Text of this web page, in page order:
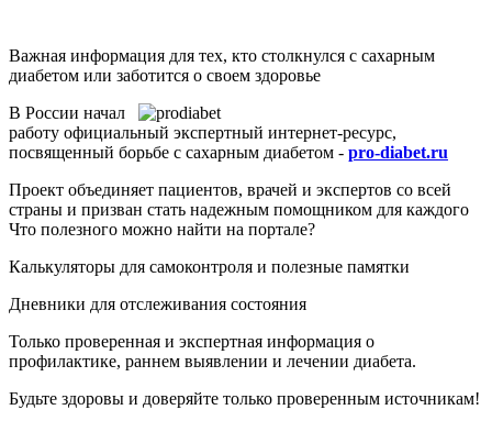
Важная информация для тех, кто столкнулся с сахарным
диабетом или заботится о своем здоровье
В России начал
работу официальный экспертный интернет-ресурс,
посвященный борьбе с сахарным диабетом - pro-diabet.ru
Проект объединяет пациентов, врачей и экспертов со всей
страны и призван стать надежным помощником для каждого
Что полезного можно найти на портале?
Калькуляторы для самоконтроля и полезные памятки
Дневники для отслеживания состояния
Только проверенная и экспертная информация о
профилактике, раннем выявлении и лечении диабета.
Будьте здоровы и доверяйте только проверенным источникам!